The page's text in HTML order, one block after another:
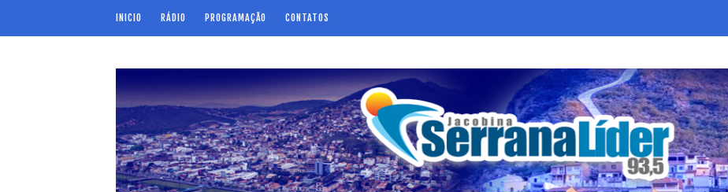
INICIO RÁDIO PROGRAMAÇÃO CONTATOS